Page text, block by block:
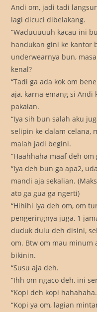
Andi om, jadi tadi
lagi dicuci dibelakang.
“Waduuuuuh kacau ini
handukan gini ke kantor
underwearnya bun,
kenal?
“Tadi ga ada kok om
aja, karna emang si Andi
pakaian.
“Iya sih bun salah aku
selipin ke dalam celana,
malah jadi begini.
“Haahhaha maaf deh om
“Iya deh bun ga apa2,
mandi aja sekalian.
ato ga gua ga ngerti)
“Hihihi iya deh om, om
pengeringnya juga, 1
duduk dulu deh disini,
om. Btw om mau minum
bikinin.
“Susu aja deh.
“Ihh om ngaco deh, ini
“Kopi deh kopi hahahaha.
“Kopi ya om, lagian